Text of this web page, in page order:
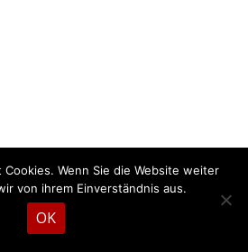
Wenn Sie die Website weiter
von ihrem Einverständnis aus.
OK